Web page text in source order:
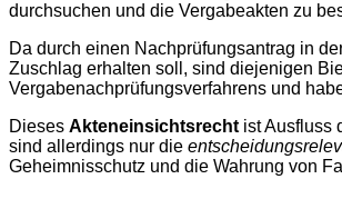
durchsuchen und die Vergabeakten zu
Da durch einen Nachprüfungsantrag in
Zuschlag erhalten soll, sind diejenigen
Vergabenachprüfungsverfahrens und
Dieses Akteneinsichtsrecht ist Ausfluss
sind allerdings nur die
Geheimnisschutz und die Wahrung von